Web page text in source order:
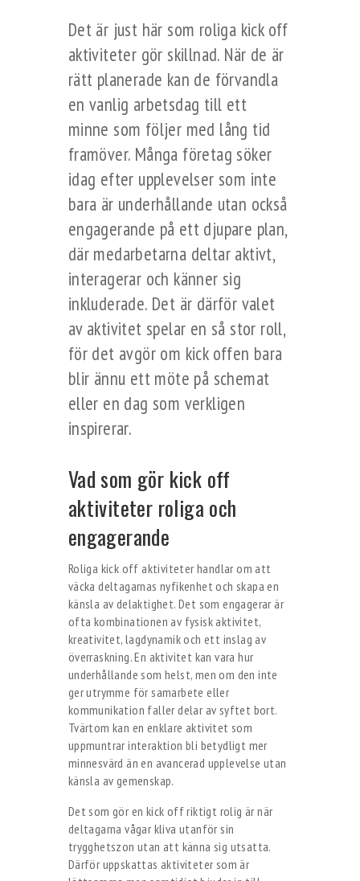
Det är just här som roliga kick off
aktiviteter gör skillnad. När de är
rätt planerade kan de förvandla
en vanlig arbetsdag till ett
minne som följer med lång tid
framöver. Många företag söker
idag efter upplevelser som inte
bara är underhållande utan också
engagerande på ett djupare plan,
där medarbetarna deltar aktivt,
interagerar och känner sig
inkluderade. Det är därför valet
av aktivitet spelar en så stor roll,
för det avgör om kick offen bara
blir ännu ett möte på schemat
eller en dag som verkligen
inspirerar.
Vad som gör kick off
aktiviteter roliga och
engagerande
Roliga kick off aktiviteter handlar om att
väcka deltagarnas nyfikenhet och skapa en
känsla av delaktighet. Det som engagerar är
ofta kombinationen av fysisk aktivitet,
kreativitet, lagdynamik och ett inslag av
överraskning. En aktivitet kan vara hur
underhållande som helst, men om den inte
ger utrymme för samarbete eller
kommunikation faller delar av syftet bort.
Tvärtom kan en enklare aktivitet som
uppmuntrar interaktion bli betydligt mer
minnesvärd än en avancerad upplevelse utan
känsla av gemenskap.
Det som gör en kick off riktigt rolig är när
deltagarna vågar kliva utanför sin
trygghetszon utan att känna sig utsatta.
Därför uppskattas aktiviteter som är